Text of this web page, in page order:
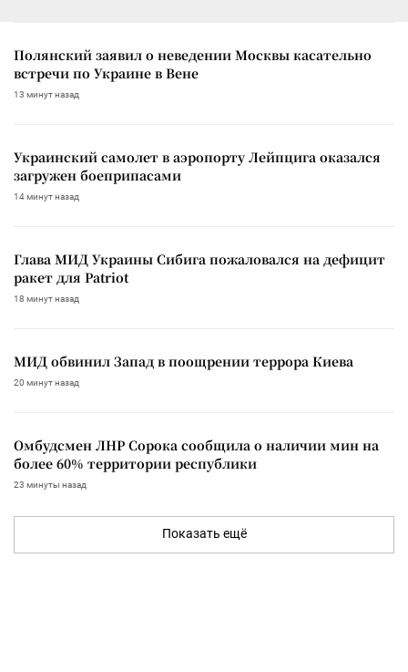
Полянский заявил о неведении Москвы касательно
встречи по Украине в Вене
13 минут назад
Украинский самолет в аэропорту Лейпцига оказался
загружен боеприпасами
14 минут назад
Глава МИД Украины Сибига пожаловался на дефицит
ракет для Patriot
18 минут назад
МИД обвинил Запад в поощрении террора Киева
20 минут назад
Омбудсмен ЛНР Сорока сообщила о наличии мин на
более 60% территории республики
23 минуты назад
Показать ещё